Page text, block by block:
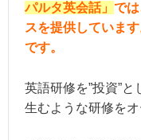
パルタ英会話」 で
スを提供していま
です。
英語研修を”投資”
生むような研修を